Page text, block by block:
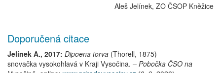
Aleš Jelínek, ZO ČSOP Kněžice
Doporučená citace
Jelínek A., 2017: Dipoena torva (Thorell, 1875) -
snovačka vysokohlavá v Kraji Vysočina. – Pobočka ČSO na